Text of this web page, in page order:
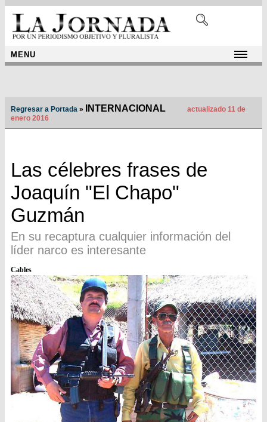
MENU
Regresar a Portada » INTERNACIONAL
actualizado 11 de
enero 2016
Las célebres frases de
Joaquín "El Chapo"
Guzmán
En su recaptura cualquier información del
líder narco es interesante
Cables